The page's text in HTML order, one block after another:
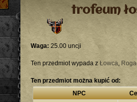
trofeum
Waga: 25.00 uncji
Ten przedmiot wypada z Łowca,
Ten przedmiot można kupić od:
NPC